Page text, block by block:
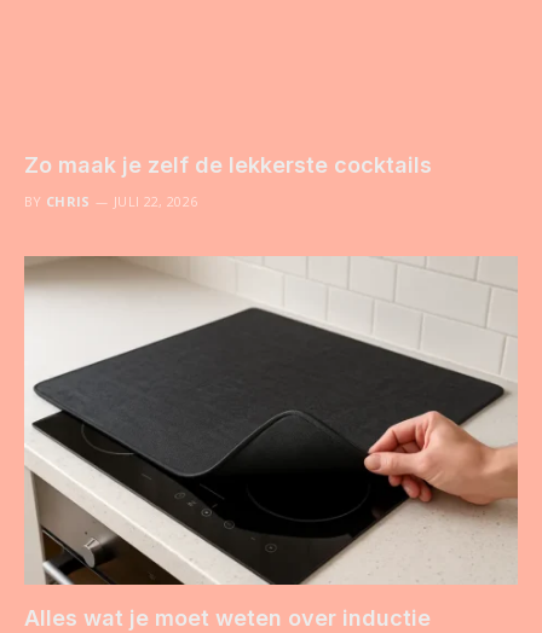
Zo maak je zelf de lekkerste cocktails
BY CHRIS JULI 22, 2026
Alles wat je moet weten over inductie